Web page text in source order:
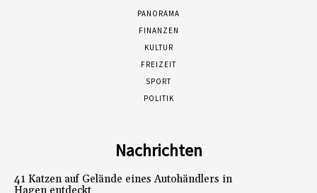
PANORAMA
FINANZEN
KULTUR
FREIZEIT
SPORT
POLITIK
Nachrichten
41 Katzen auf Gelände eines Autohändlers in